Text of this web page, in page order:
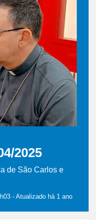
2025
de São Carlos e
- Atualizado há 1 ano